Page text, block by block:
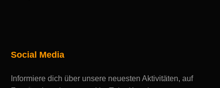
Social Media
Informiere dich über unsere neuesten Aktivitäten, auf